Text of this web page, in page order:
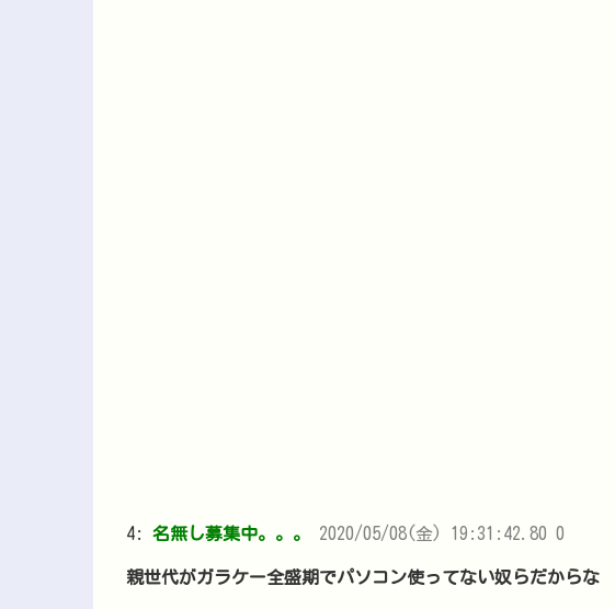
4: 名無し募集中。。。 2020/05/08(金) 19:31:42.80 0
親世代がガラケー全盛期でパソコン使ってない奴らだからな